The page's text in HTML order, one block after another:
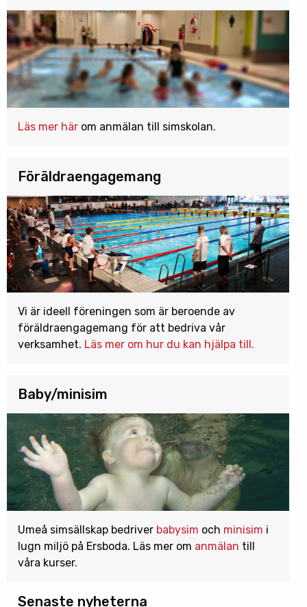
Läs mer här om anmälan till simskolan.
Föräldraengagemang
Vi är ideell föreningen som är beroende av
föräldraengagemang för att bedriva vår
verksamhet. Läs mer om hur du kan hjälpa till.
Baby/minisim
Umeå simsällskap bedriver babysim och minisim i
lugn miljö på Ersboda. Läs mer om anmälan till
våra kurser.
Senaste nyheterna